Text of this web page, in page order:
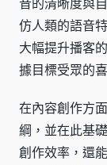
仿人類的語音
大幅提升播客
據目標受眾的
在內容創作方
綱，並在此基
創作效率，還